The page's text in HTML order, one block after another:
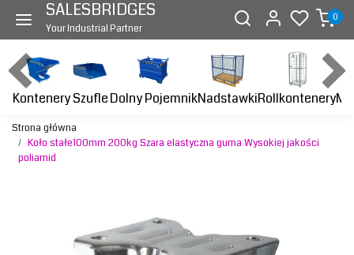
SALESBRIDGES
Your Industrial Partner
0
KontenerySzufleDolny PojemnikNadstawkiRollkontenery
Strona główna
Koło stałe100mm 200kg Szara elastyczna guma Wysokiej jakości
poliamid